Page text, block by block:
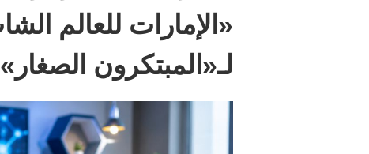
لـ«المبتكرون الصغار»